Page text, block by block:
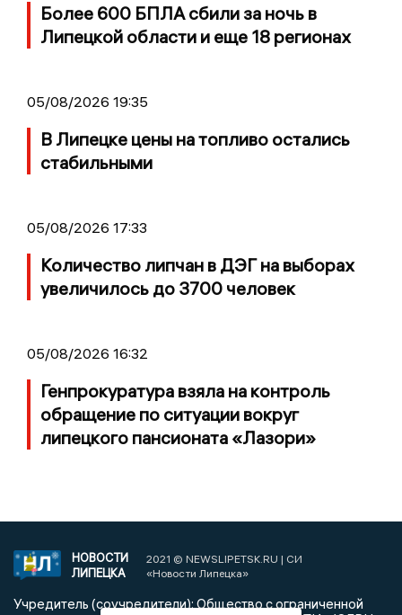
Более 600 БПЛА сбили за ночь в
Липецкой области и еще 18 регионах
05/08/2026 19:35
В Липецке цены на топливо остались
стабильными
05/08/2026 17:33
Количество липчан в ДЭГ на выборах
увеличилось до 3700 человек
05/08/2026 16:32
Генпрокуратура взяла на контроль
обращение по ситуации вокруг
липецкого пансионата «Лазори»
НОВОСТИ
ЛИПЕЦКА
2021 © NEWSLIPETSK.RU | СИ
«Новости Липецка»
Учредитель (соучредители): Общество с ограниченной